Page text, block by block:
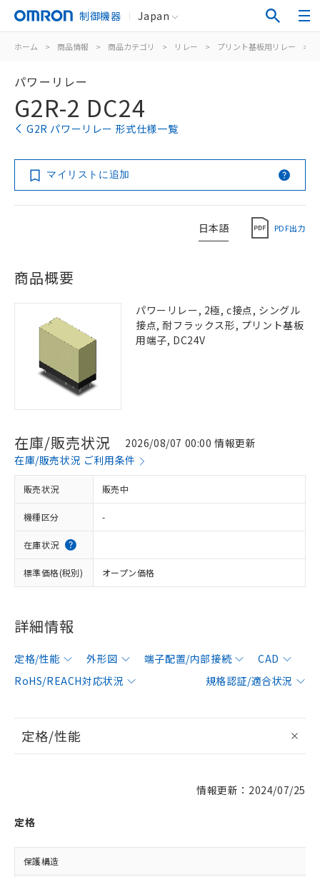
制御機器 Japan
ホーム > 商品情報 > 商品カテゴリ > リレー > プリント基板用リレー >
パワーリレー
G2R-2 DC24
G2R パワーリレー 形式仕様一覧
マイリストに追加
日本語 PDF出力
商品概要
パワーリレー, 2極, c接点, シングル
接点, 耐フラックス形, プリント基板
用端子, DC24V
在庫/販売状況
2026/08/07 00:00 情報更新
在庫/販売状況 ご利用条件
販売状況 販売中
機種区分 -
在庫状況
標準価格(税別) オープン価格
詳細情報
定格/性能 外形図 端子配置/内部接続
CAD
RoHS/REACH対応状況
規格認証/適合状況
定格/性能
情報更新：2024/07/25
定格
保護構造